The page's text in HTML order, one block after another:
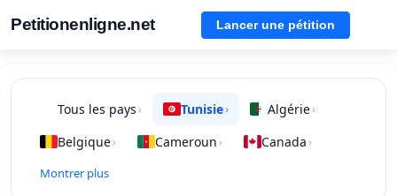
Petitionenligne.net Lancer une pétition
Tous les pays › Tunisie› Algérie›
Belgique› Cameroun › Canada ›
Montrer plus